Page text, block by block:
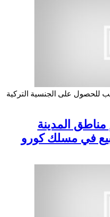
للحصول على الجنسية التركية
المدينة
في مسلك كورو